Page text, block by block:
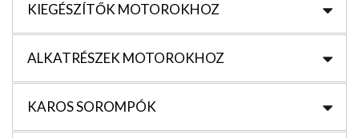
KIEGÉSZÍTŐK MOTOROKHOZ
ALKATRÉSZEK MOTOROKHOZ
KAROS SOROMPÓK